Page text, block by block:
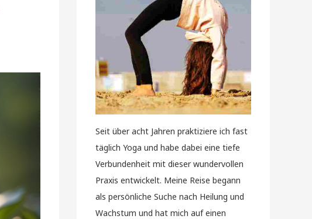
Seit über acht Jahren praktiziere ich fast
täglich Yoga und habe dabei eine tiefe
Verbundenheit mit dieser wundervollen
Praxis entwickelt. Meine Reise begann
als persönliche Suche nach Heilung und
Wachstum und hat mich auf einen